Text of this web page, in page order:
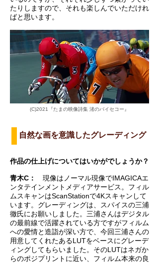
たりしますので、それも楽しんでいただけれ
ばと思います。
(C)2021『たまの映像詩集 渚のバイセコー』
自然な画を意識したグレーディング
作品の仕上げについてはいかがでしょうか？
青木C：
現像はノーマル現像でIMAGICAエ
ンタテインメントメディアサービス。フィル
ムスキャンはScanStationで4Kスキャンして
います。グレーディングは、スパイスの三浦
徹氏にお願いしました。三浦さんはデジタル
の最前線で活躍されている方ですがフィルム
への愛情と造詣が深い方で、今回三浦さんの
用意してくれたあるLUTをベースにグレーデ
ィングしてもらいました。そのLUTはネガか
らのポジプリントに近い、フィルム本来の良